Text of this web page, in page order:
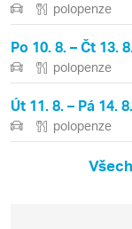
polopenze
Po 10. 8. – Čt 13.
polopenze
Út 11. 8. – Pá 14.
polopenze